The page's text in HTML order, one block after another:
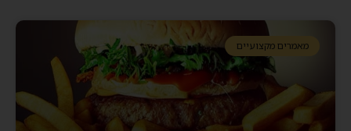
מאמרים מקצועיים